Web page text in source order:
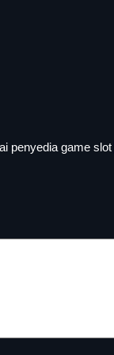
penyedia game slot